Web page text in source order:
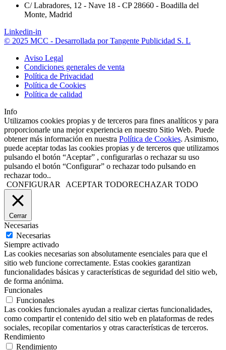
C/ Labradores, 12 - Nave 18 - CP 28660 - Boadilla del
Monte, Madrid
Linkedin-in
© 2025 MCC - Desarrollada por Tangente Publicidad S. L
Aviso Legal
Condiciones generales de venta
Política de Privacidad
Política de Cookies
Política de calidad
Info
Utilizamos cookies propias y de terceros para fines analíticos y para
proporcionarle una mejor experiencia en nuestro Sitio Web. Puede
obtener más información en nuestra Política de Cookies. Asimismo,
puede aceptar todas las cookies propias y de terceros que utilizamos
pulsando el botón “Aceptar” , configurarlas o rechazar su uso
pulsando el botón “Configurar” o rechazar todo pulsando en
rechazar todo..
CONFIGURAR
ACEPTAR TODORECHAZAR TODO
Cerrar
Necesarias
Necesarias
Siempre activado
Las cookies necesarias son absolutamente esenciales para que el
sitio web funcione correctamente. Estas cookies garantizan
funcionalidades básicas y características de seguridad del sitio web,
de forma anónima.
Funcionales
Funcionales
Las cookies funcionales ayudan a realizar ciertas funcionalidades,
como compartir el contenido del sitio web en plataformas de redes
sociales, recopilar comentarios y otras características de terceros.
Rendimiento
Rendimiento